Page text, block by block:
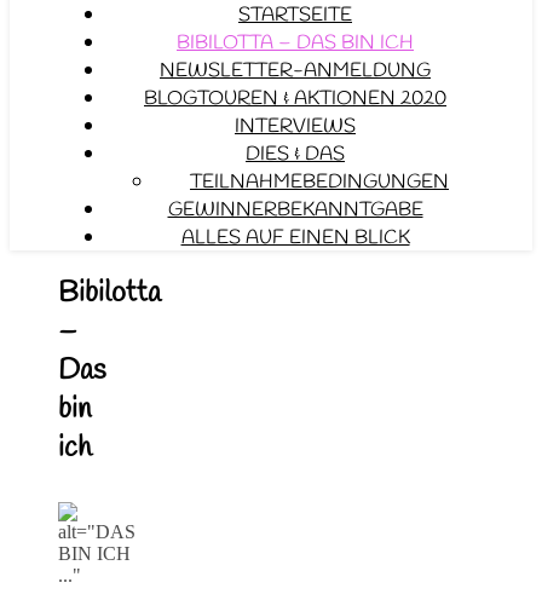
STARTSEITE
BIBILOTTA – DAS BIN ICH
NEWSLETTER-ANMELDUNG
BLOGTOUREN & AKTIONEN 2020
INTERVIEWS
DIES & DAS
TEILNAHMEBEDINGUNGEN
GEWINNERBEKANNTGABE
ALLES AUF EINEN BLICK
Bibilotta
–
Das
bin
ich